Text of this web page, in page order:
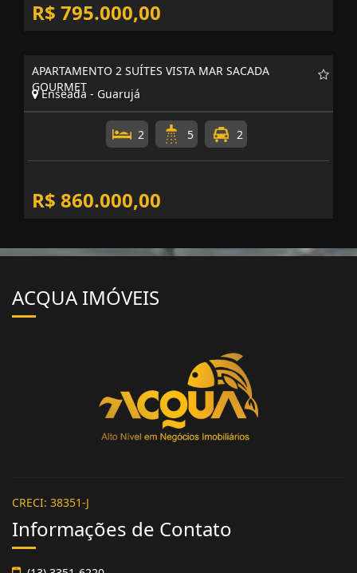
R$ 795.000,00
APARTAMENTO 2 SUÍTES VISTA MAR SACADA
GOURMET
Enseada - Guarujá
2 5 2
R$ 860.000,00
ACQUA IMÓVEIS
CRECI: 38351-J
Informações de Contato